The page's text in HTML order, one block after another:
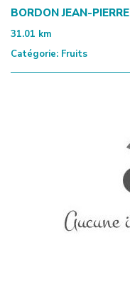
BORDON JEAN-PIERRE
31.01 km
Catégorie: Fruits